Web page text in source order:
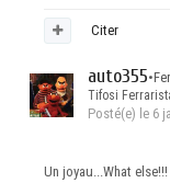
Citer
auto355•
Tifosi
Posté(e) le 6
Un joyau...What else!!!